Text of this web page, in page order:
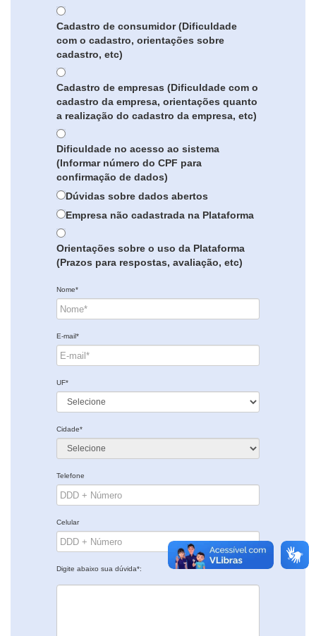
Cadastro de consumidor (Dificuldade
com o cadastro, orientações sobre
cadastro, etc)
Cadastro de empresas (Dificuldade com o
cadastro da empresa, orientações quanto
a realização do cadastro da empresa, etc)
Dificuldade no acesso ao sistema
(Informar número do CPF para
confirmação de dados)
Dúvidas sobre dados abertos
Empresa não cadastrada na Plataforma
Orientações sobre o uso da Plataforma
(Prazos para respostas, avaliação, etc)
Nome*
E-mail*
UF*
Cidade*
Telefone
Celular
Digite abaixo sua dúvida*: